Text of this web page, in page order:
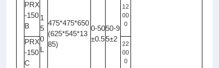
1
5
0
L
475*475*650
(625*545*13
85)
0-50
±0.5
50-9
5±2
PRX
-150
B
12
00
0
PRX
-150
C
22
00
0